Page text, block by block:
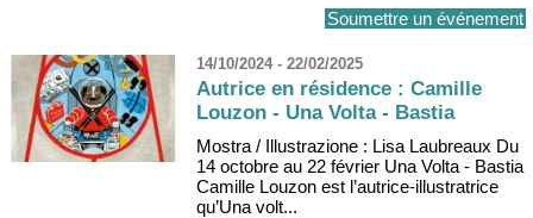
Soumettre un événement
14/10/2024 - 22/02/2025
Autrice en résidence : Camille
Louzon - Una Volta - Bastia
Mostra / Illustrazione : Lisa Laubreaux Du
14 octobre au 22 février Una Volta - Bastia
Camille Louzon est l’autrice-illustratrice
qu’Una volt...